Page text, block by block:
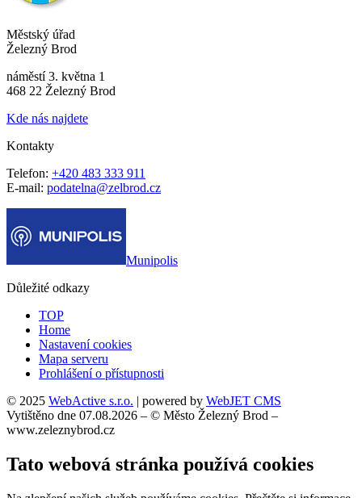
Městský úřad
Železný Brod
náměstí 3. května 1
468 22 Železný Brod
Kde nás najdete
Kontakty
Telefon: +420 483 333 911
E-mail: podatelna@zelbrod.cz
Munipolis
Důležité odkazy
TOP
Home
Nastavení cookies
Mapa serveru
Prohlášení o přístupnosti
© 2025 WebActive s.r.o. | powered by WebJET CMS
Vytištěno dne 07.08.2026 – © Město Železný Brod –
www.zeleznybrod.cz
Tato webová stránka používá cookies